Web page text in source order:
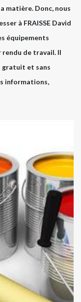
matière. Donc, nous
à FRAISSE David
équipements
de travail. Il
gratuit et sans
informations,